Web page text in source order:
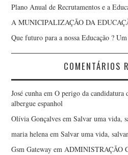
Plano Anual de Recrutamentos e a
A MUNICIPALIZAÇÃO DA
Que futuro para a nossa Educação ?
COMENTÁRIOS
José cunha emO perigo da candidatura
albergue espanhol
Olívia Gonçalves emSalvar uma vida,
maria helena emSalvar uma vida,
Gsm Gateway emADMINISTRAÇÃO